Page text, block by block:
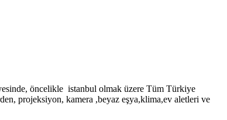
öncelikle istanbul olmak üzere Tüm Türkiye
projeksiyon, kamera ,beyaz eşya,klima,ev aletleri ve